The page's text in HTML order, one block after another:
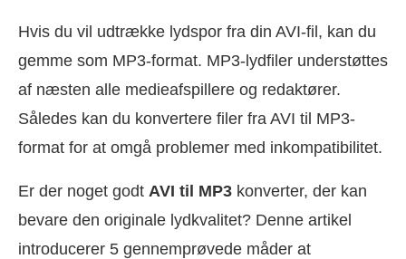
Hvis du vil udtrække lydspor fra din AVI-fil, kan du
gemme som MP3-format. MP3-lydfiler understøttes
af næsten alle medieafspillere og redaktører.
Således kan du konvertere filer fra AVI til MP3-
format for at omgå problemer med inkompatibilitet.
Er der noget godt AVI til MP3 konverter, der kan
bevare den originale lydkvalitet? Denne artikel
introducerer 5 gennemprøvede måder at